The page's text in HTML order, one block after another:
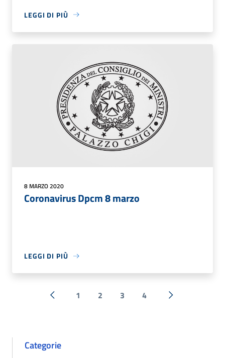
LEGGI DI PIÙ
8 MARZO 2020
Coronavirus Dpcm 8 marzo
LEGGI DI PIÙ
« Precedente
1 2 3 4 Successiva »
Categorie